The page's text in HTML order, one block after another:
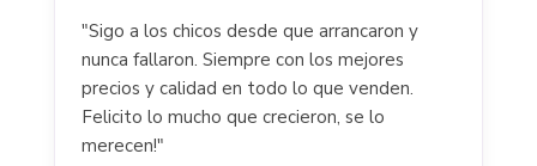
"Sigo a los chicos desde que arrancaron y
nunca fallaron. Siempre con los mejores
precios y calidad en todo lo que venden.
Felicito lo mucho que crecieron, se lo
merecen!"